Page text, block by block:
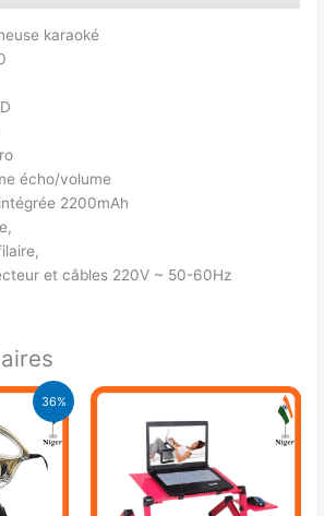
karaoké
écho/volume
2200mAh
et câbles 220V ~ 50-60Hz
36%
Le
prix
actuel
est :
22.000 CFA.